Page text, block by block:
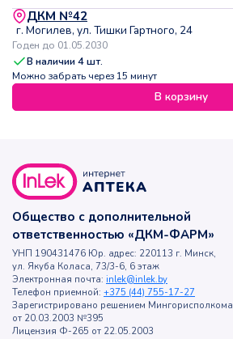
ДКМ №42
г. Могилев, ул. Тишки Гартного, 24
Годен до 01.05.2030
В наличии4шт.
Можно забрать через 15 минут
В корзину
Общество с дополнительной
ответственностью «ДКМ-ФАРМ»
УНП 190431476 Юр. адрес: 220113 г. Минск,
ул. Якуба Коласа, 73/3-6, 6 этаж
Электронная почта: inlek@inlek.by
Телефон приемной: +375 (44) 755-17-27
Зарегистрировано решением Мингорисполкома
от 20.03.2003 №395
Лицензия Ф-265 от 22.05.2003